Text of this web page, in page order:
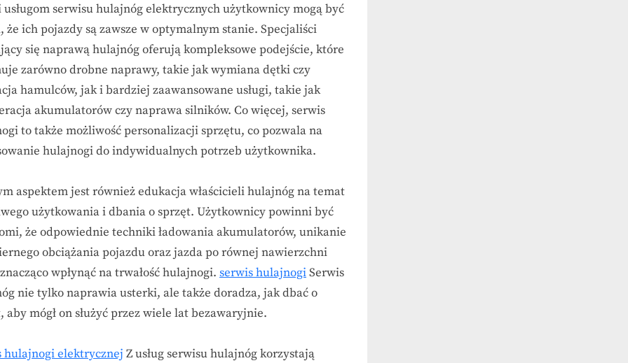
usługom serwisu hulajnóg elektrycznych użytkownicy mogą być
że ich pojazdy są zawsze w optymalnym stanie. Specjaliści
się naprawą hulajnóg oferują kompleksowe podejście, które
zarówno drobne naprawy, takie jak wymiana dętki czy
hamulców, jak i bardziej zaawansowane usługi, takie jak
akumulatorów czy naprawa silników. Co więcej, serwis
to także możliwość personalizacji sprzętu, co pozwala na
hulajnogi do indywidualnych potrzeb użytkownika.
aspektem jest również edukacja właścicieli hulajnóg na temat
użytkowania i dbania o sprzęt. Użytkownicy powinni być
że odpowiednie techniki ładowania akumulatorów, unikanie
obciążania pojazdu oraz jazda po równej nawierzchni
wpłynąć na trwałość hulajnogi. serwis hulajnogiSerwis
nie tylko naprawia usterki, ale także doradza, jak dbać o
aby mógł on służyć przez wiele lat bezawaryjnie.
hulajnogi elektrycznej Z usług serwisu hulajnóg korzystają